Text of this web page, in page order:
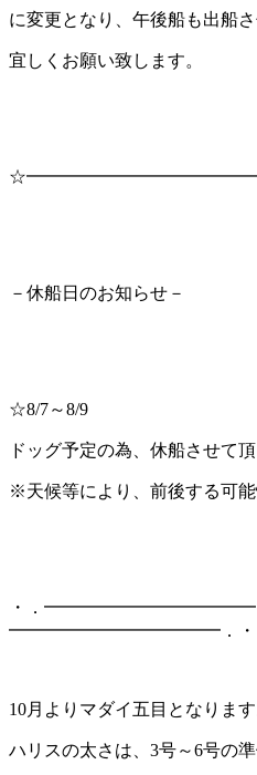
に変更となり、午後船も出船さ
宜しくお願い致します。
－休船日のお知らせ－
☆8/7～8/9
ドッグ予定の為、休船させて
※天候等により、前後する可能
・．━━━━━━━━━━━━
━━━━━━━━━━━━．・
10月よりマダイ五目となります
ハリスの太さは、3号～6号の